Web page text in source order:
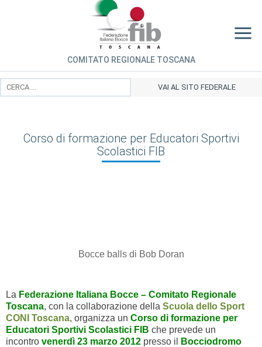
COMITATO REGIONALE TOSCANA
VAI AL SITO FEDERALE
Corso di formazione per Educatori Sportivi
Scolastici FIB
Bocce balls di Bob Doran
La Federazione Italiana Bocce – Comitato Regionale
Toscana, con la collaborazione della Scuola dello Sport
CONI Toscana, organizza un Corso di formazione per
Educatori Sportivi Scolastici FIB che prevede un
incontro venerdì 23 marzo 2012 presso il
Bocciodromo